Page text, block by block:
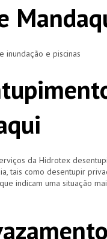
inundação e piscinas
da Hidrotex
tais como desentupir
indicam uma situação